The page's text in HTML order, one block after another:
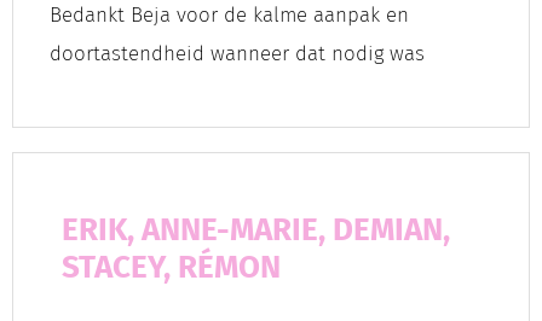
Bedankt Beja voor de kalme aanpak en
doortastendheid wanneer dat nodig was
ERIK, ANNE-MARIE, DEMIAN,
STACEY, RÉMON